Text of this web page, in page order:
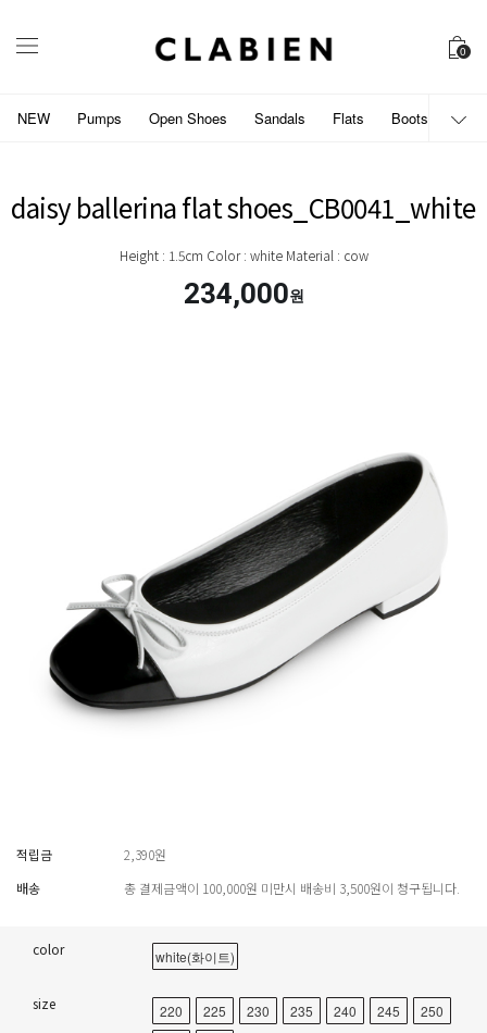
0
NEW Pumps Open Shoes Sandals Flats Boots 개
daisy ballerina flat shoes_CB0041_white
Height : 1.5cm Color : white Material : cow
234,000원
적립금
2,390원
배송
총 결제금액이 100,000원 미만시 배송비 3,500원이 청구됩니다.
color white(화이트)
size 220 225 230 235 240 245
250